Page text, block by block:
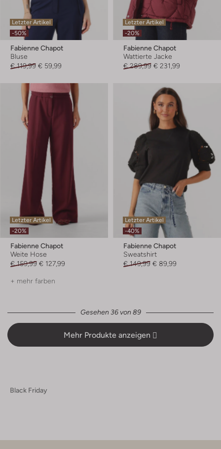
Letzter Artikel
-50%
Fabienne Chapot
Bluse
€ 119,99 € 59,99
Letzter Artikel
-20%
Fabienne Chapot
Wattierte Jacke
€ 289,99 € 231,99
Letzter Artikel
-20%
Fabienne Chapot
Weite Hose
€ 159,99 € 127,99
+ mehr farben
Letzter Artikel
-40%
Fabienne Chapot
Sweatshirt
€ 149,99 € 89,99
Gesehen 36 von 89
Mehr Produkte anzeigen
Black Friday